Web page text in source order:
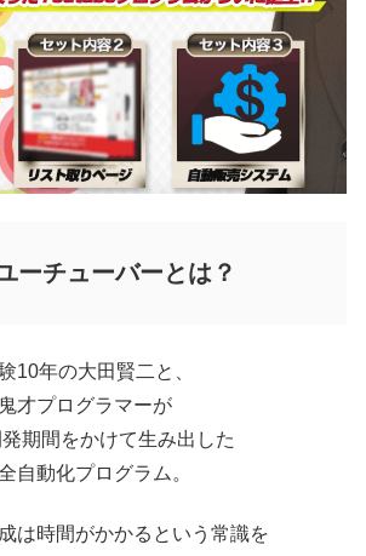
ーチューバーとは？
10年の大田賢二と、
才プログラマーが
期間をかけて生み出した
自動化プログラム。
は時間がかかるという常識を